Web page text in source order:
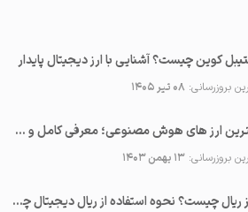
کوین چیست؟ آشنایی با ارز دیجیتال پایدار
بروزرسانی:۰۸ تیر ۱۴۰۵
بهترین ارز های هوش مصنوعی؛ معرفی کامل و بررسی ویژگی ها
بروزرسانی:۱۳ بهمن ۱۴۰۳
رمز ریال چیست؟ نحوه استفاده از ریال دیجیتال چگونه است؟